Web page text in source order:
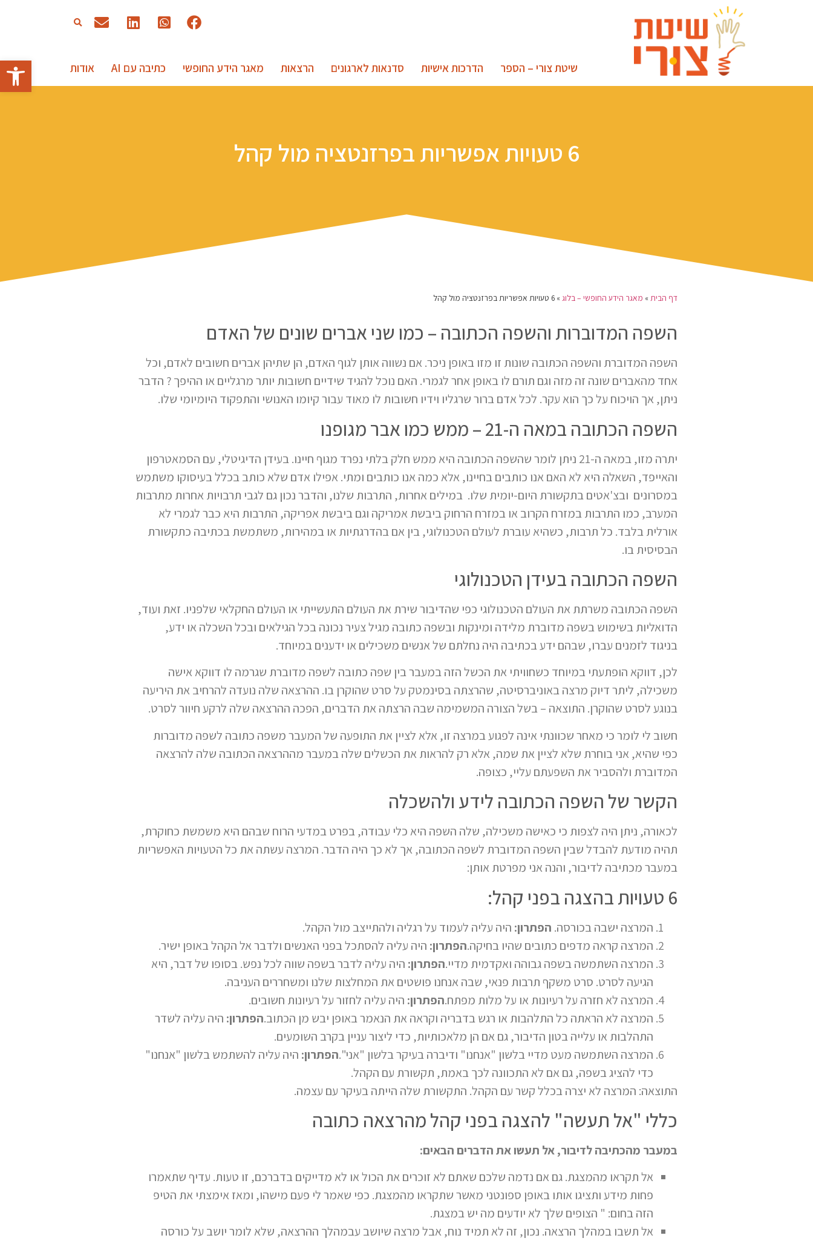
שיטת צורי – הספר הדרכות אישיות סדנאות לארגונים הרצאות מאגר הידע החופשי כתיבה עם AI אודות
6 טעויות אפשריות בפרזנטציה מול קהל
דף הבית » מאגר הידע החופשי – בלוג » 6 טעויות אפשריות בפרזנטציה מול קהל
השפה המדוברות והשפה הכתובה – כמו שני אברים שונים של האדם
השפה המדוברת והשפה הכתובה שונות זו מזו באופן ניכר. אם נשווה אותן לגוף האדם, הן שתיהן אברים חשובים לאדם, וכל
אחד מהאברים שונה זה מזה וגם תורם לו באופן אחר לגמרי. האם נוכל להגיד שידיים חשובות יותר מרגליים או ההיפך ? הדבר
ניתן, אך הויכוח על כך הוא עקר. לכל אדם ברור שרגליו וידיו חשובות לו מאוד עבור קיומו האנושי והתפקוד היומיומי שלו.
השפה הכתובה במאה ה-21 – ממש כמו אבר מגופנו
יתרה מזו, במאה ה-21 ניתן לומר שהשפה הכתובה היא ממש חלק בלתי נפרד מגוף חיינו. בעידן הדיגיטלי, עם הסמאטרפון
והאייפד, השאלה היא לא האם אנו כותבים בחיינו, אלא כמה אנו כותבים ומתי. אפילו אדם שלא כותב בכלל בעיסוקו משתמש
במסרונים ובצ'אטים בתקשורת היום-יומית שלו. במילים אחרות, התרבות שלנו, והדבר נכון גם לגבי תרבויות אחרות מתרבות
המערב, כמו התרבות במזרח הקרוב או במזרח הרחוק ביבשת אמריקה וגם ביבשת אפריקה, התרבות היא כבר לגמרי לא
אורלית בלבד. כל תרבות, כשהיא עוברת לעולם הטכנולוגי, בין אם בהדרגתיות או במהירות, משתמשת בכתיבה כתקשורת
הבסיסית בו.
השפה הכתובה בעידן הטכנולוגי
השפה הכתובה משרתת את העולם הטכנולוגי כפי שהדיבור שירת את העולם התעשייתי או העולם החקלאי שלפניו. זאת ועוד,
הדואליות בשימוש בשפה מדוברת מלידה ומינקות ובשפה כתובה מגיל צעיר נכונה בכל הגילאים ובכל השכלה או ידע,
בניגוד לזמנים עברו, שבהם ידע בכתיבה היה נחלתם של אנשים משכילים או ידענים במיוחד.
לכן, דווקא הופתעתי במיוחד כשחוויתי את הכשל הזה במעבר בין שפה כתובה לשפה מדוברת שגרמה לו דווקא אישה
משכילה, ליתר דיוק מרצה באוניברסיטה, שהרצתה בסינמטק על סרט שהוקרן בו. ההרצאה שלה נועדה להרחיב את היריעה
בנוגע לסרט שהוקרן. התוצאה – בשל הצורה המשמימה שבה הרצתה את הדברים, הפכה ההרצאה שלה לרקע חיוור לסרט.
חשוב לי לומר כי מאחר שכוונתי אינה לפגוע במרצה זו, אלא לציין את התופעה של המעבר משפה כתובה לשפה מדוברות
כפי שהיא, אני בוחרת שלא לציין את שמה, אלא רק להראות את הכשלים שלה במעבר מההרצאה הכתובה שלה להרצאה
המדוברת ולהסביר את השפעתם עליי, כצופה.
הקשר של השפה הכתובה לידע ולהשכלה
לכאורה, ניתן היה לצפות כי כאישה משכילה, שלה השפה היא כלי עבודה, בפרט במדעי הרוח שבהם היא משמשת כחוקרת,
תהיה מודעת להבדל שבין השפה המדוברת לשפה הכתובה, אך לא כך היה הדבר. המרצה עשתה את כל הטעויות האפשריות
במעבר מכתיבה לדיבור, והנה אני מפרטת אותן:
6 טעויות בהצגה בפני קהל:
המרצה ישבה בכורסה. הפתרון: היה עליה לעמוד על רגליה ולהתייצב מול הקהל.
המרצה קראה מדפים כתובים שהיו בחיקה.הפתרון: היה עליה להסתכל בפני האנשים ולדבר אל הקהל באופן ישיר.
המרצה השתמשה בשפה גבוהה ואקדמית מדיי.הפתרון: היה עליה לדבר בשפה שווה לכל נפש. בסופו של דבר, היא
הגיעה לסרט. סרט משקף תרבות פנאי, שבה אנחנו פושטים את המחלצות שלנו ומשחררים העניבה.
המרצה לא חזרה על רעיונות או על מלות מפתח.הפתרון: היה עליה לחזור על רעיונות חשובים.
המרצה לא הראתה כל התלהבות או רגש בדבריה וקראה את הנאמר באופן יבש מן הכתוב.הפתרון: היה עליה לשדר
התהלבות או עלייה בטון הדיבור, גם אם הן מלאכותיות, כדי ליצור עניין בקרב השומעים.
המרצה השתמשה מעט מדיי בלשון "אנחנו" ודיברה בעיקר בלשון "אני".הפתרון: היה עליה להשתמש בלשון "אנחנו"
כדי להציג בשפה, גם אם לא התכוונה לכך באמת, תקשורת עם הקהל.
התוצאה: המרצה לא יצרה בכלל קשר עם הקהל. התקשורת שלה הייתה בעיקר עם עצמה.
כללי "אל תעשה" להצגה בפני קהל מהרצאה כתובה
במעבר מהכתיבה לדיבור, אל תעשו את הדברים הבאים:
אל תקראו מהמצגת. גם אם נדמה שלכם שאתם לא זוכרים את הכול או לא מדייקים בדברכם, זו טעות. עדיף שתאמרו
פחות מידע ותציגו אותו באופן ספונטני מאשר שתקראו מהמצגת. כפי שאמר לי פעם מישהו, ומאז אימצתי את הטיפ
הזה בחום: " הצופים שלך לא יודעים מה יש במצגת.
אל תשבו במהלך הרצאה. נכון, זה לא תמיד נוח, אבל מרצה שיושב עבמהלך ההרצאה, שלא לומר יושב על כורסה
פתח